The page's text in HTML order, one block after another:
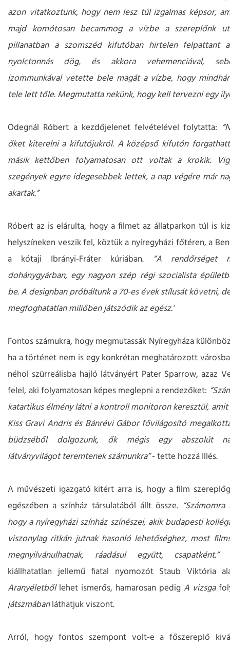
azon vitatkoztunk, hogy nem lesz túl izgalmas képsor,
majd komótosan becammog a vízbe a szereplőnk
pillanatban a szomszéd kifutóban hirtelen felpattant
nyolctonnás dög, és akkora vehemenciával,
izommunkával vetette bele magát a vízbe, hogy
tele lett tőle. Megmutatta nekünk, hogy kell tervezni egy
Odegnál Róbert a kezdőjelenet felvételével folytatta:
őket kiterelni a kifutójukról. A középső kifutón
másik kettőben folyamatosan ott voltak a krokik.
szegények egyre idegesebbek lettek, a nap végére már
akartak.”
Róbert az is elárulta, hogy a filmet az állatparkon túl is
helyszíneken veszik fel, köztük a nyíregyházi főtéren, a
a kótaji Ibrányi-Fráter kúriában. “A
dohánygyárban, egy nagyon szép régi szocialista
be. A designban próbáltunk a 70-es évek stílusát követni,
megfoghatatlan miliőben játszódik az egész.”
Fontos számukra, hogy megmutassák Nyíregyháza
ha a történet nem is egy konkrétan meghatározott
néhol szürreálisba hajló látványért Pater Sparrow, azaz
felel, aki folyamatosan képes meglepni a rendezőket:
katartikus élmény látni a kontroll monitoron keresztül,
Kiss Gravi Andris és Bánrévi Gábor fővilágosító
büdzséből dolgozunk, ők mégis egy abszolút
látványvilágot teremtenek számunkra”- tette hozzá Illés.
A művészeti igazgató kitért arra is, hogy a film
egészében a színház társulatából állt össze.
hogy a nyíregyházi színház színészei, akik budapesti
viszonylag ritkán jutnak hasonló lehetőséghez, most
megnyilvánulhatnak, ráadásul együtt, csapatként.”
kiállhatatlan jellemű fiatal nyomozót Staub Viktória
Aranyéletbőllehet ismerős, hamarosan pedig A vizsga
játszmábanláthatjuk viszont.
Arról, hogy fontos szempont volt-e a főszereplő